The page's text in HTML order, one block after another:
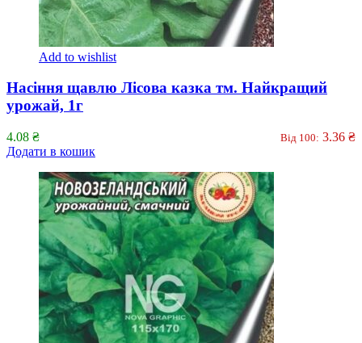
Add to wishlist
Насіння щавлю Лісова казка тм. Найкращий
урожай, 1г
4.08 ₴ Від 100: 3.36 ₴
Додати в кошик